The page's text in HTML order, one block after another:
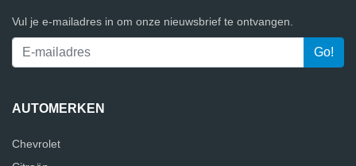
Vul je e-mailadres in om onze nieuwsbrief te ontvangen.
AUTOMERKEN
Chevrolet